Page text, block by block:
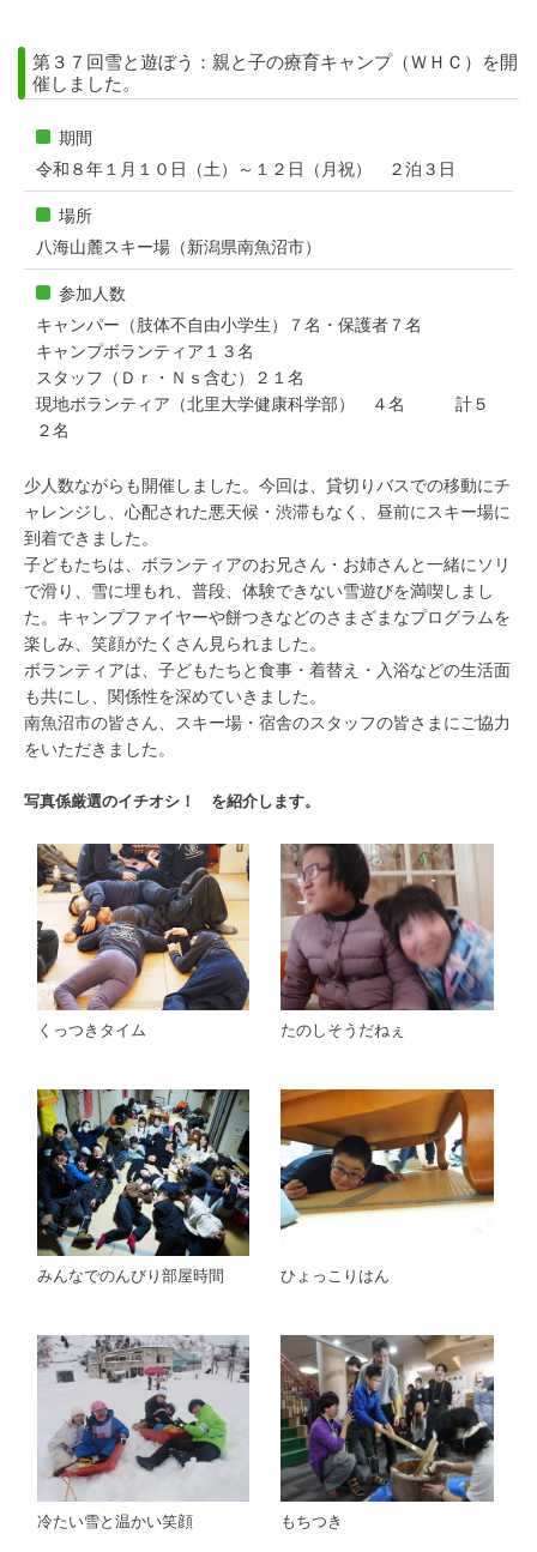
第３７回雪と遊ぼう：親と子の療育キャンプ（ＷＨＣ）を開
催しました。
期間
令和８年１月１０日（土）～１２日（月祝） ２泊３日
場所
八海山麓スキー場（新潟県南魚沼市）
参加人数
キャンパー（肢体不自由小学生）７名・保護者７名
キャンプボランティア１３名
スタッフ（Ｄｒ・Ｎｓ含む）２１名
現地ボランティア（北里大学健康科学部） ４名 計５
２名
少人数ながらも開催しました。今回は、貸切りバスでの移動にチ
ャレンジし、心配された悪天候・渋滞もなく、昼前にスキー場に
到着できました。
子どもたちは、ボランティアのお兄さん・お姉さんと一緒にソリ
で滑り、雪に埋もれ、普段、体験できない雪遊びを満喫しまし
た。キャンプファイヤーや餅つきなどのさまざまなプログラムを
楽しみ、笑顔がたくさん見られました。
ボランティアは、子どもたちと食事・着替え・入浴などの生活面
も共にし、関係性を深めていきました。
南魚沼市の皆さん、スキー場・宿舎のスタッフの皆さまにご協力
をいただきました。
写真係厳選のイチオシ！ を紹介します。
くっつきタイム たのしそうだねぇ
みんなでのんびり部屋時間 ひょっこりはん
冷たい雪と温かい笑顔 もちつき